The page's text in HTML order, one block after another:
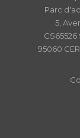
Parc
5,
95060